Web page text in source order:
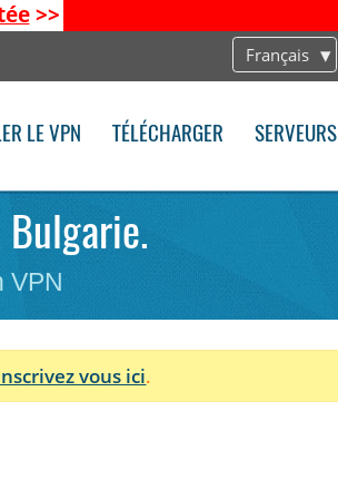
>>
Français
LE VPN TÉLÉCHARGER SERVEURS
Bulgarie.
VPN
vous ici.